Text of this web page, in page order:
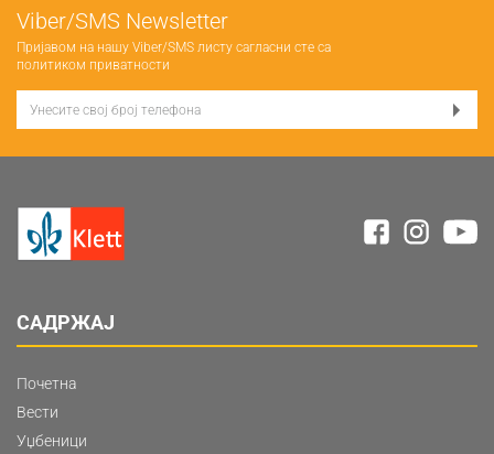
Viber/SMS Newsletter
Пријавом на нашу Viber/SMS листу сагласни сте са
политиком приватности
САДРЖАЈ
Почетна
Вести
Уџбеници